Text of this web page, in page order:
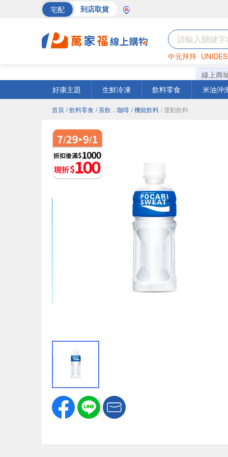
宅配 到店取貨
中元拜拜
巧克力 罐頭
線上商
好康主題
生鮮冷凍 飲料零食 米油沖
首頁 / 飲料零食 / 茶飲．咖啡 / 機能飲料 / 運動飲料